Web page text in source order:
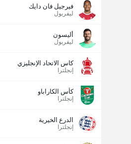
فيرجيل فان دايك
ليفربول
أليسون
ليفربول
كاس الاتحاد الإنجليزي
إنجلترا
كأس الكاراباو
إنجلترا
الدرع الخيرية
إنجلترا